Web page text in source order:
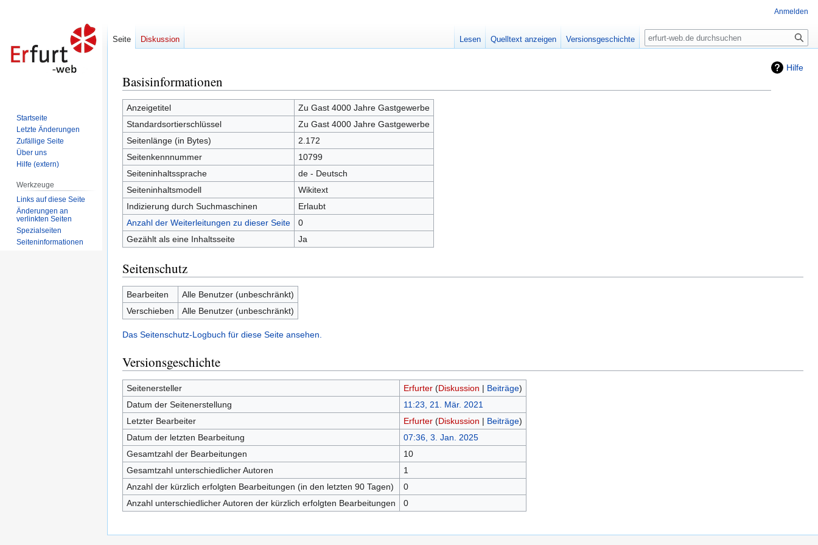
Hilfe
Zur
Navigation
springen
Zur
Suche
springen
Basisinformationen
Anzeigetitel
Zu Gast 4000 Jahre Gastgewerbe
Standardsortierschlüssel
Zu Gast 4000 Jahre Gastgewerbe
Seitenlänge (in Bytes)
2.172
Seitenkennnummer
10799
Seiteninhaltssprache
de - Deutsch
Seiteninhaltsmodell
Wikitext
Indizierung durch Suchmaschinen
Erlaubt
Anzahl der Weiterleitungen zu dieser Seite
0
Gezählt als eine Inhaltsseite
Ja
Seitenschutz
Bearbeiten
Alle Benutzer (unbeschränkt)
Verschieben
Alle Benutzer (unbeschränkt)
Das Seitenschutz-Logbuch für diese Seite ansehen.
Versionsgeschichte
Seitenersteller Erfurter (Diskussion | Beiträge)
Datum der Seitenerstellung
11:23, 21. Mär. 2021
Letzter Bearbeiter
Erfurter (Diskussion | Beiträge)
Datum der letzten Bearbeitung
07:36, 3. Jan. 2025
Gesamtzahl der Bearbeitungen
10
Gesamtzahl unterschiedlicher Autoren
1
Anzahl der kürzlich erfolgten Bearbeitungen (in den letzten 90 Tagen)
0
Anzahl unterschiedlicher Autoren der kürzlich erfolgten Bearbeitungen
0
Anmelden
Seite Diskussion Lesen Quelltext anzeigen Versionsgeschichte Suche
Startseite
Letzte Änderungen
Zufällige Seite
Über uns
Hilfe (extern)
Werkzeuge
Links auf diese Seite
Änderungen an
verlinkten Seiten
Spezialseiten
Seiten­informationen